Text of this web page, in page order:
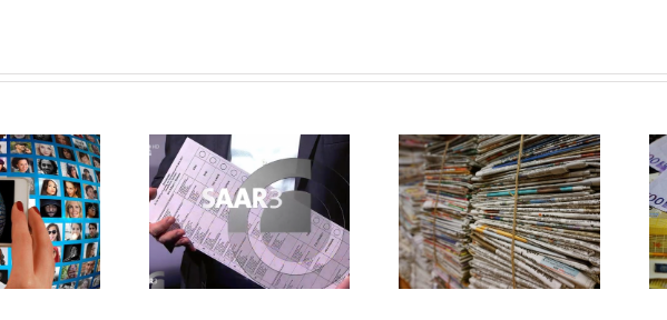
berichtet
die FREIEN
WÄHLER
Positionen der
FREIEN WÄHLER
Saarland
Finanzen stärken –
Landkreise
abschaffen!